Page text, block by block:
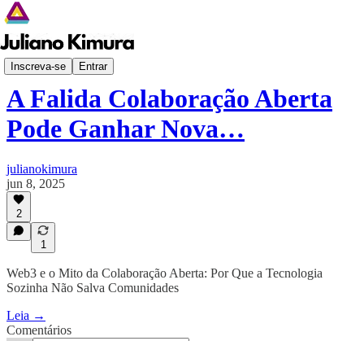
Inscreva-se Entrar
Despertar Digital
A Falida Colaboração Aberta
Pode Ganhar Nova…
julianokimura
jun 8, 2025
2
1
Web3 e o Mito da Colaboração Aberta: Por Que a Tecnologia
Sozinha Não Salva Comunidades
Leia →
Comentários